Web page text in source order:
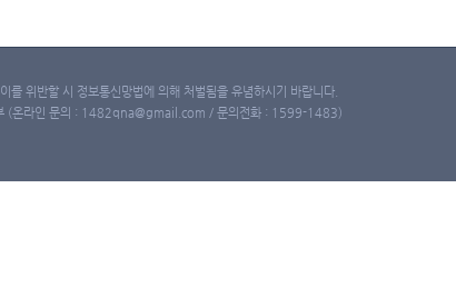
를 위반할 시 정보통신망법에 의해 처벌됨을 유념하시기 바랍니다.
(온라인 문의 : 1482qna@gmail.com / 문의전화 : 1599-1483)